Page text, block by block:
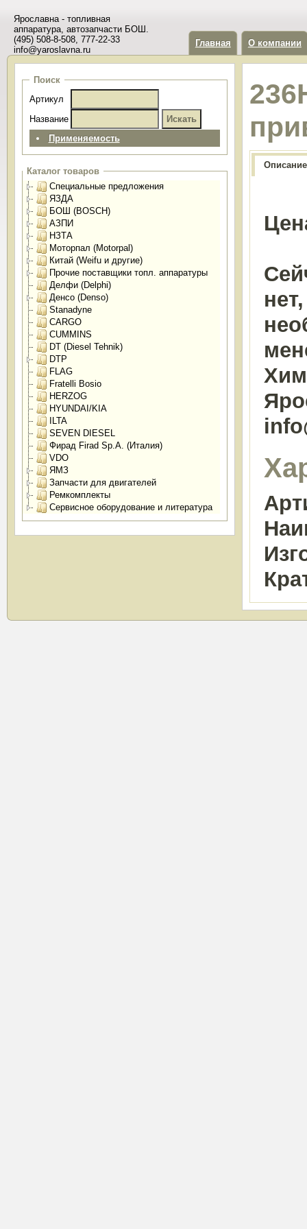
Ярославна - топливная
аппаратура, автозапчасти БОШ.
(495) 508-8-508, 777-22-33
info@yaroslavna.ru
Главная О компании
Поиск
Артикул
Название
Применяемость
Каталог товаров
Специальные предложения
ЯЗДА
БОШ (BOSCH)
АЗПИ
НЗТА
Моторпал (Motorpal)
Китай (Weifu и другие)
Прочие поставщики топл. аппаратуры
Делфи (Delphi)
Денсо (Denso)
Stanadyne
CARGO
CUMMINS
DT (Diesel Tehnik)
DTP
FLAG
Fratelli Bosio
HERZOG
HYUNDAI/KIA
ILTA
SEVEN DIESEL
Фирад Firad Sp.A. (Италия)
VDO
ЯМЗ
Запчасти для двигателей
Ремкомплекты
Сервисное оборудование и литература
Описание